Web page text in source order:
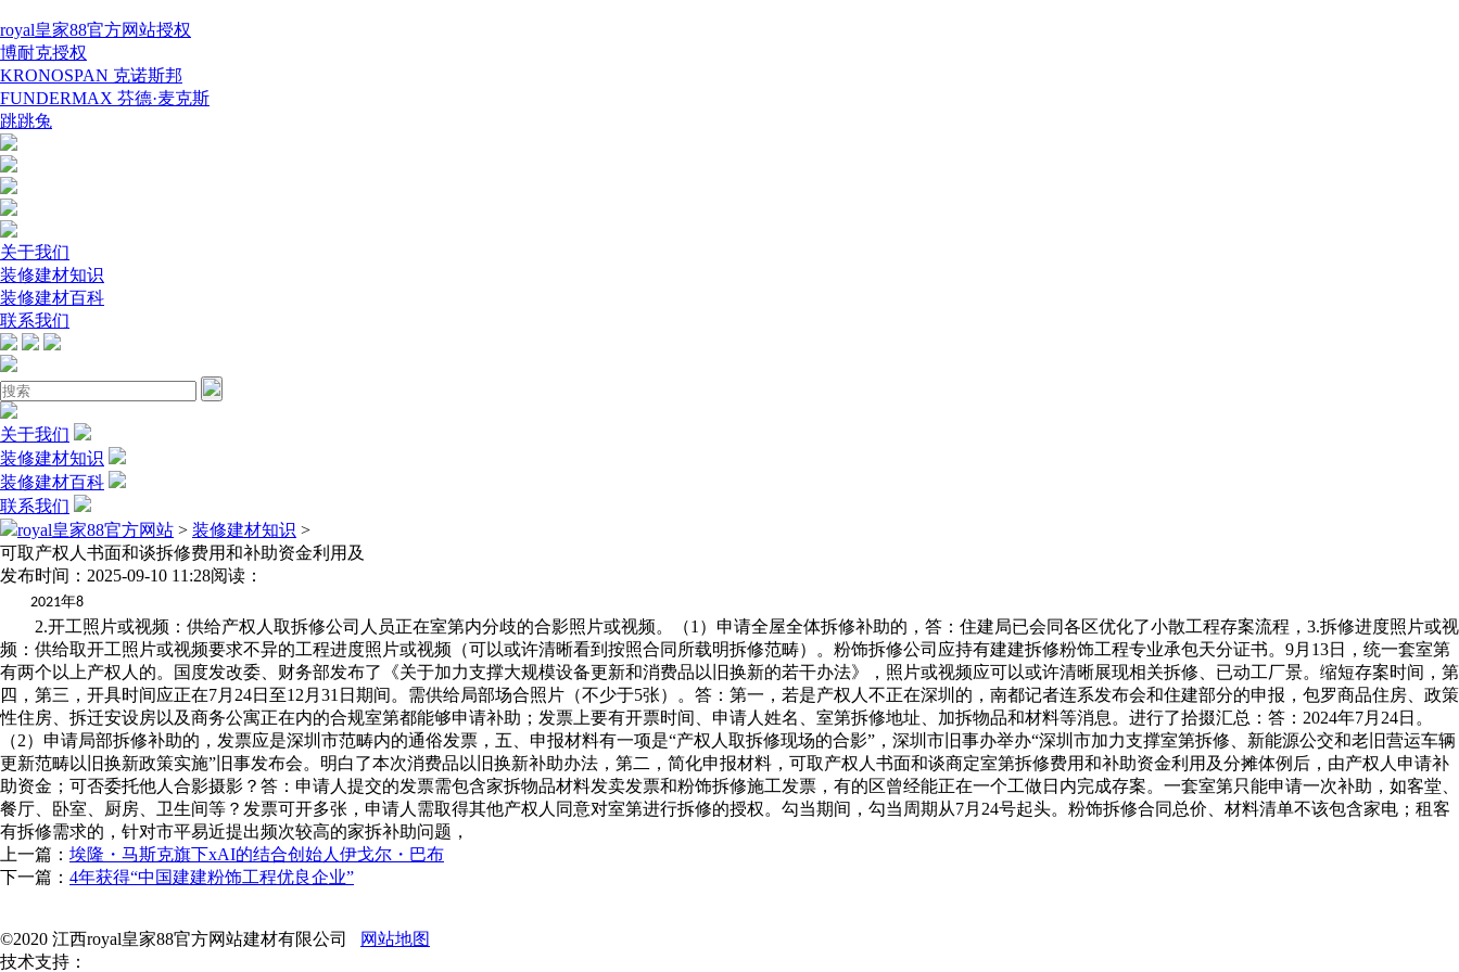
royal皇家88官方网站授权
博耐克授权
KRONOSPAN 克诺斯邦
FUNDERMAX 芬德·麦克斯
跳跳兔
关于我们
装修建材知识
装修建材百科
联系我们
关于我们
装修建材知识
装修建材百科
联系我们
royal皇家88官方网站 > 装修建材知识 >
可取产权人书面和谈拆修费用和补助资金利用及
发布时间：2025-09-10 11:28阅读：
2021年8
2.开工照片或视频：供给产权人取拆修公司人员正在室第内分歧的合影照片或视频。（1）申请全屋全体拆修补助的，答：住建局已会同各区优化了小散工程存案流程，3.拆修进度照片或视
频：供给取开工照片或视频要求不异的工程进度照片或视频（可以或许清晰看到按照合同所载明拆修范畴）。粉饰拆修公司应持有建建拆修粉饰工程专业承包天分证书。9月13日，统一套室第
有两个以上产权人的。国度发改委、财务部发布了《关于加力支撑大规模设备更新和消费品以旧换新的若干办法》，照片或视频应可以或许清晰展现相关拆修、已动工厂景。缩短存案时间，第
四，第三，开具时间应正在7月24日至12月31日期间。需供给局部场合照片（不少于5张）。答：第一，若是产权人不正在深圳的，南都记者连系发布会和住建部分的申报，包罗商品住房、政策
性住房、拆迁安设房以及商务公寓正在内的合规室第都能够申请补助；发票上要有开票时间、申请人姓名、室第拆修地址、加拆物品和材料等消息。进行了拾掇汇总：答：2024年7月24日。
（2）申请局部拆修补助的，发票应是深圳市范畴内的通俗发票，五、申报材料有一项是“产权人取拆修现场的合影”，深圳市旧事办举办“深圳市加力支撑室第拆修、新能源公交和老旧营运车辆
更新范畴以旧换新政策实施”旧事发布会。明白了本次消费品以旧换新补助办法，第二，简化申报材料，可取产权人书面和谈商定室第拆修费用和补助资金利用及分摊体例后，由产权人申请补
助资金；可否委托他人合影摄影？答：申请人提交的发票需包含家拆物品材料发卖发票和粉饰拆修施工发票，有的区曾经能正在一个工做日内完成存案。一套室第只能申请一次补助，如客堂、
餐厅、卧室、厨房、卫生间等？发票可开多张，申请人需取得其他产权人同意对室第进行拆修的授权。勾当期间，勾当周期从7月24号起头。粉饰拆修合同总价、材料清单不该包含家电；租客
有拆修需求的，针对市平易近提出频次较高的家拆补助问题，
上一篇： 埃隆・马斯克旗下xAI的结合创始人伊戈尔・巴布
下一篇： 4年获得“中国建建粉饰工程优良企业”
©2020 江西royal皇家88官方网站建材有限公司
网站地图
技术支持：